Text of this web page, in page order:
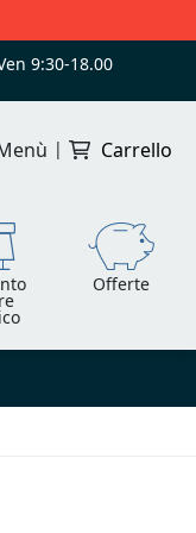
9:30-18.00
| Carrello
Offerte